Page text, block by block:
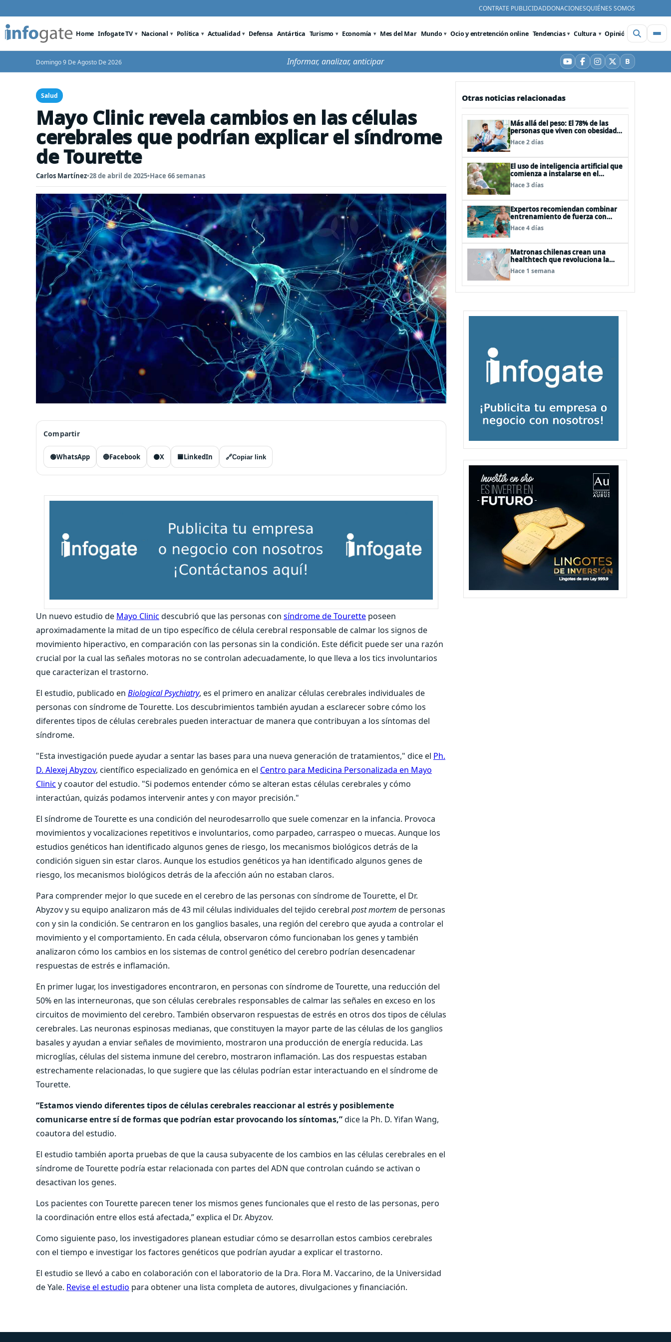
CONTRATE PUBLICIDADDONACIONESQUIÉNES SOMOS
Home Infogate TV Nacional Política Actualidad Defensa Antártica Turismo Economía Mes del Mar Mundo Ocio y entretención online Tendencias Cultura Opinión Videos
Domingo 9 De Agosto De 2026 Informar, analizar, anticipar YouTube
Facebook
Instagram
X BBluesky
Salud
Mayo Clinic revela cambios en las células
cerebrales que podrían explicar el síndrome
de Tourette
Carlos Martínez•28 de abril de 2025•Hace 66 semanas
Compartir
🟢WhatsApp 🔵Facebook ⚫X 🟦LinkedIn 🔗Copiar link
Un nuevo estudio de Mayo Clinic descubrió que las personas con síndrome de Tourette poseen
aproximadamente la mitad de un tipo específico de célula cerebral responsable de calmar los signos de
movimiento hiperactivo, en comparación con las personas sin la condición. Este déficit puede ser una razón
crucial por la cual las señales motoras no se controlan adecuadamente, lo que lleva a los tics involuntarios
que caracterizan el trastorno.
El estudio, publicado en Biological Psychiatry, es el primero en analizar células cerebrales individuales de
personas con síndrome de Tourette. Los descubrimientos también ayudan a esclarecer sobre cómo los
diferentes tipos de células cerebrales pueden interactuar de manera que contribuyan a los síntomas del
síndrome.
"Esta investigación puede ayudar a sentar las bases para una nueva generación de tratamientos," dice el Ph.
D. Alexej Abyzov, científico especializado en genómica en el Centro para Medicina Personalizada en Mayo
Clinic y coautor del estudio. "Si podemos entender cómo se alteran estas células cerebrales y cómo
interactúan, quizás podamos intervenir antes y con mayor precisión."
El síndrome de Tourette es una condición del neurodesarrollo que suele comenzar en la infancia. Provoca
movimientos y vocalizaciones repetitivos e involuntarios, como parpadeo, carraspeo o muecas. Aunque los
estudios genéticos han identificado algunos genes de riesgo, los mecanismos biológicos detrás de la
condición siguen sin estar claros. Aunque los estudios genéticos ya han identificado algunos genes de
riesgo, los mecanismos biológicos detrás de la afección aún no estaban claros.
Para comprender mejor lo que sucede en el cerebro de las personas con síndrome de Tourette, el Dr.
Abyzov y su equipo analizaron más de 43 mil células individuales del tejido cerebral post mortem de personas
con y sin la condición. Se centraron en los ganglios basales, una región del cerebro que ayuda a controlar el
movimiento y el comportamiento. En cada célula, observaron cómo funcionaban los genes y también
analizaron cómo los cambios en los sistemas de control genético del cerebro podrían desencadenar
respuestas de estrés e inflamación.
En primer lugar, los investigadores encontraron, en personas con síndrome de Tourette, una reducción del
50% en las interneuronas, que son células cerebrales responsables de calmar las señales en exceso en los
circuitos de movimiento del cerebro. También observaron respuestas de estrés en otros dos tipos de células
cerebrales. Las neuronas espinosas medianas, que constituyen la mayor parte de las células de los ganglios
basales y ayudan a enviar señales de movimiento, mostraron una producción de energía reducida. Las
microglías, células del sistema inmune del cerebro, mostraron inflamación. Las dos respuestas estaban
estrechamente relacionadas, lo que sugiere que las células podrían estar interactuando en el síndrome de
Tourette.
“Estamos viendo diferentes tipos de células cerebrales reaccionar al estrés y posiblemente
comunicarse entre sí de formas que podrían estar provocando los síntomas,”dice la Ph. D. Yifan Wang,
coautora del estudio.
El estudio también aporta pruebas de que la causa subyacente de los cambios en las células cerebrales en el
síndrome de Tourette podría estar relacionada con partes del ADN que controlan cuándo se activan o
desactivan los genes.
Los pacientes con Tourette parecen tener los mismos genes funcionales que el resto de las personas, pero
la coordinación entre ellos está afectada,” explica el Dr. Abyzov.
Como siguiente paso, los investigadores planean estudiar cómo se desarrollan estos cambios cerebrales
con el tiempo e investigar los factores genéticos que podrían ayudar a explicar el trastorno.
El estudio se llevó a cabo en colaboración con el laboratorio de la Dra. Flora M. Vaccarino, de la Universidad
de Yale. Revise el estudio para obtener una lista completa de autores, divulgaciones y financiación.
Otras noticias relacionadas
Más allá del peso: El 78% de las
personas que viven con obesidad
sufre estrés postraumático debido
al estigma
Hace 2 días
El uso de inteligencia artificial que
comienza a instalarse en el
cuidado de personas mayores
Hace 3 días
Expertos recomiendan combinar
entrenamiento de fuerza con
natación para fortalecer la salud
Hace 4 días
Matronas chilenas crean una
healthtech que revoluciona la
formación clínica con simuladores
inteligentes
Hace 1 semana